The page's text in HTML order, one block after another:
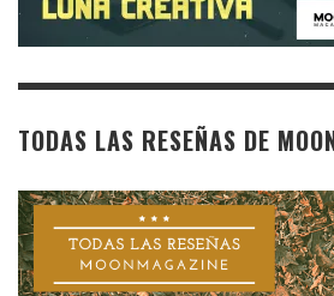
TODAS LAS RESEÑAS DE